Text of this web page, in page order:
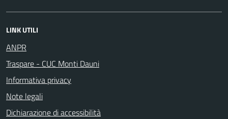
LINK UTILI
ANPR
Traspare - CUC Monti Dauni
Informativa privacy
Note legali
Dichiarazione di accessibilità